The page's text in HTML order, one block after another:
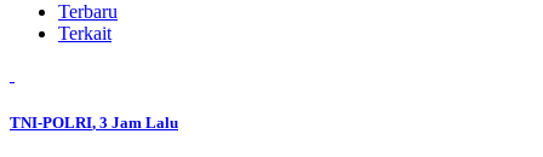
Terbaru
Terkait
TNI-POLRI, 3 Jam Lalu